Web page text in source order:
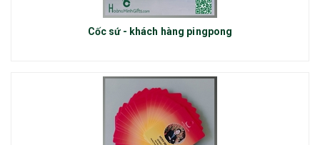
Cốc sứ - khách hàng pingpong